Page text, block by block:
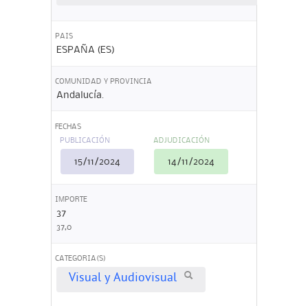
PAIS
ESPAÑA (ES)
COMUNIDAD Y PROVINCIA
Andalucía.
FECHAS
PUBLICACIÓN
15/11/2024
ADJUDICACIÓN
14/11/2024
IMPORTE
37
37,0
CATEGORIA(S)
Visual y Audiovisual